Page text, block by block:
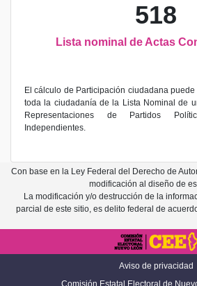
518
Lista nominal de Actas
El cálculo de Participación ciudadana
toda la ciudadanía de la Lista Nominal de
Representaciones de Partidos
Independientes.
Con base en la Ley Federal del Derecho de
modificación al diseño de
La modificación y/o destrucción de la
parcial de este sitio, es delito federal de
Aviso de privacidad
Comisión Estatal Electoral de